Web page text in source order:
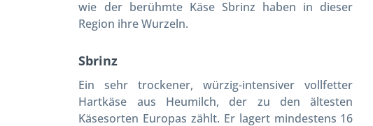
wie der berühmte Käse Sbrinz haben in dieser
Region ihre Wurzeln.
Sbrinz
Ein sehr trockener, würzig-intensiver vollfetter
Hartkäse aus Heumilch, der zu den ältesten
Käsesorten Europas zählt. Er lagert mindestens 16